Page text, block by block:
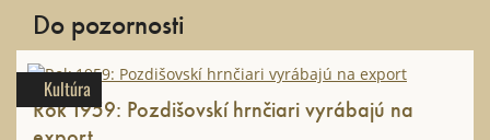
Do pozornosti
Kultúra
Rok 1959: Pozdišovskí hrnčiari vyrábajú na